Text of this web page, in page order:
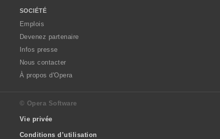
SOCIÉTÉ
Emplois
Devenez partenaire
Infos presse
Nous contacter
À propos d'Opera
© Opera Software
Vie privée
Conditions d’utilisation